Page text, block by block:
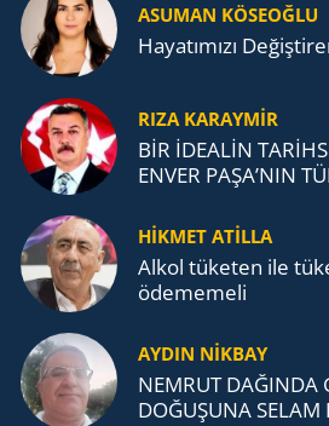
ASUMAN KÖSEOĞLU
Ha­ya­tı­mı­zı
RIZA KARAYMIR
BİR İDEALİN
ENVER PAŞA’NIN
TEŞKİLATI’NA
HİKMET ATİLLA
Alkol tü­ke­ten ile
öde­me­me­li
AYDIN NİKBAY
NEMRUT DAĞINDA
DOĞUŞUNA SELAM